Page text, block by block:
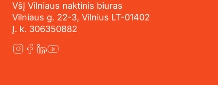
VšĮ Vilniaus naktinis biuras
Vilniaus g. 22-3, Vilnius LT-01402
Į. k. 306350882